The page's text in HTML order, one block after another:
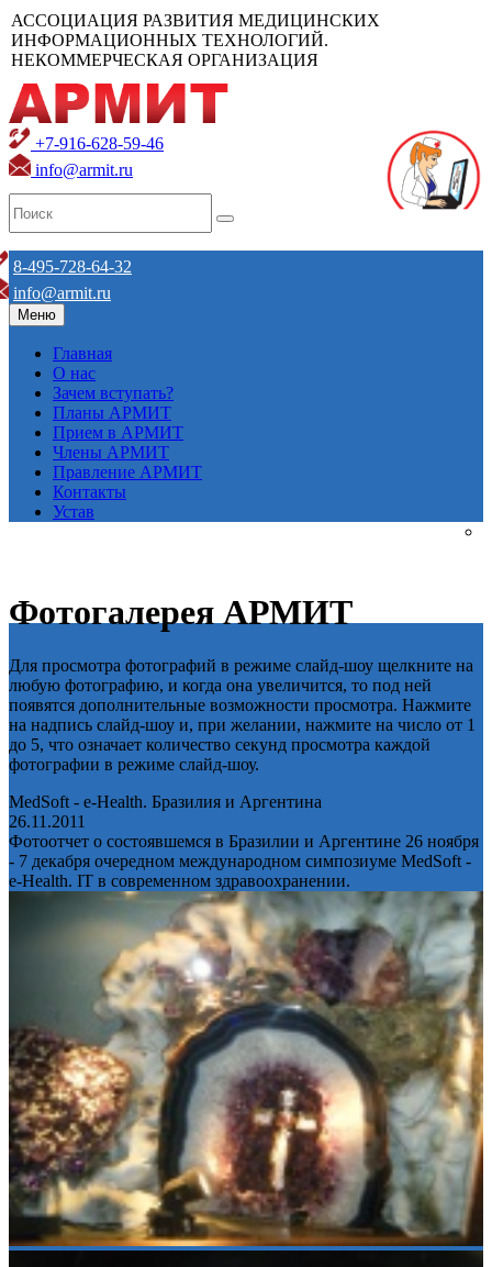
АССОЦИАЦИЯ РАЗВИТИЯ МЕДИЦИНСКИХ
ИНФОРМАЦИОННЫХ ТЕХНОЛОГИЙ.
НЕКОММЕРЧЕСКАЯ ОРГАНИЗАЦИЯ
+7-916-628-59-46
info@armit.ru
8-495-728-64-32
info@armit.ru
Меню
Главная
О нас
Зачем вступать?
Планы АРМИТ
Прием в АРМИТ
Члены АРМИТ
Правление АРМИТ
Контакты
Устав
Фотогалерея АРМИТ
Для просмотра фотографий в режиме слайд-шоу щелкните на
любую фотографию, и когда она увеличится, то под ней
появятся дополнительные возможности просмотра. Нажмите
на надпись слайд-шоу и, при желании, нажмите на число от 1
до 5, что означает количество секунд просмотра каждой
фотографии в режиме слайд-шоу.
MedSoft - e-Health. Бразилия и Аргентина
26.11.2011
Фотоотчет о состоявшемся в Бразилии и Аргентине 26 ноября
- 7 декабря очередном международном симпозиуме MedSoft -
e-Health. IT в современном здравоохранении.